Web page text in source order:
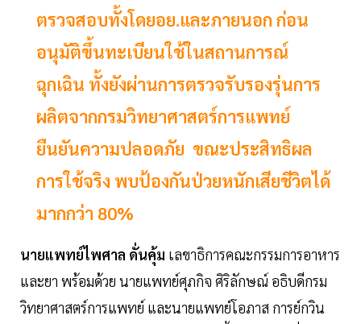
ตรวจสอบทั้งโดยอย.และภายนอก ก่อน
อนุมัติขึ้นทะเบียนใช้ในสถานการณ์
ฉุกเฉิน ทั้งยังผ่านการตรวจรับรองรุ่นการ
ผลิตจากกรมวิทยาศาสตร์การแพทย์
ยืนยันความปลอดภัย ขณะประสิทธิผล
การใช้จริง พบป้องกันป่วยหนักเสียชีวิตได้
มากกว่า 80%
นายแพทย์ไพศาล ดั่นคุ้ม เลขาธิการคณะกรรมการอาหาร
และยา พร้อมด้วย นายแพทย์ศุภกิจ ศิริลักษณ์ อธิบดีกรม
วิทยาศาสตร์การแพทย์ และนายแพทย์โอภาส การย์กวิน